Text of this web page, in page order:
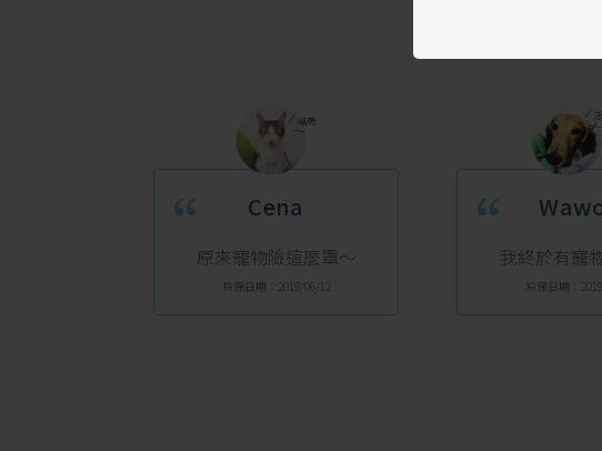
“ Cena
原來寵物險這麼罩～
投保日期：2019/06/12
“我終於有寵
投保日期：